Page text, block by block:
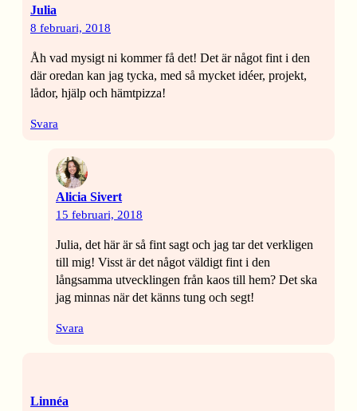
Julia
8 februari, 2018
Åh vad mysigt ni kommer få det! Det är något fint i den
där oredan kan jag tycka, med så mycket idéer, projekt,
lådor, hjälp och hämtpizza!
Svara
Alicia Sivert
15 februari, 2018
Julia, det här är så fint sagt och jag tar det verkligen
till mig! Visst är det något väldigt fint i den
långsamma utvecklingen från kaos till hem? Det ska
jag minnas när det känns tung och segt!
Svara
Linnéa